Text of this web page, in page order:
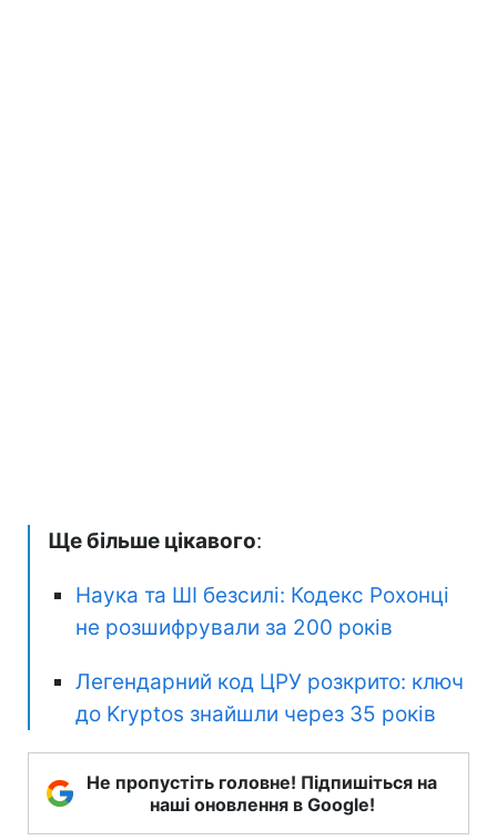
Ще більше цікавого:
Наука та ШІ безсилі: Кодекс Рохонці
не розшифрували за 200 років
Легендарний код ЦРУ розкрито: ключ
до Kryptos знайшли через 35 років
Не пропустіть головне! Підпишіться на
наші оновлення в Google!